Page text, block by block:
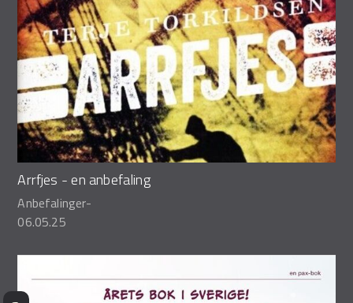
Arrfjes - en anbefaling
Anbefalinger-
06.05.25